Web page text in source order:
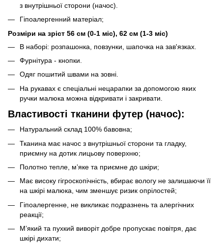
з внутрішньої сторони (начос).
Гіпоалергенний матеріал;
Розміри на зріст 56 см (0-1 міс), 62 см (1-3 міс)
В наборі: розпашонка, повзунки, шапочка на зав'язках.
Фурнітура - кнопки.
Одяг пошитий швами на зовні.
На рукавах є спеціальні нецарапки за допомогою яких
ручки малюка можна відкривати і закривати.
Властивості тканини футер (начос):
Натуральний склад 100% бавовна;
Тканина має начос з внутрішньої сторони та гладку,
приємну на дотик лицьову поверхню;
Полотно тепле, м’яке та приємне до шкіри;
Має високу гігроскопічність, вбирає вологу не залишаючи її
на шкірі малюка, чим зменшує ризик опрілостей;
Гіпоалергенне, не викликає подразнень та алергічних
реакції;
М’який та пухкий виворіт добре пропускає повітря, дає
шкірі дихати;